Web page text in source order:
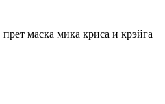
прет маска мика криса и крэйга